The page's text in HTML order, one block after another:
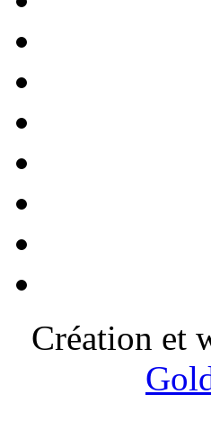
Création et